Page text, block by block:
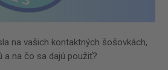
na vašich kontaktných šošovkách,
na čo sa dajú použiť?